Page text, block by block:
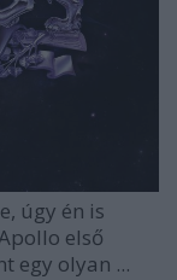
úgy én is
első
egy olyan ...